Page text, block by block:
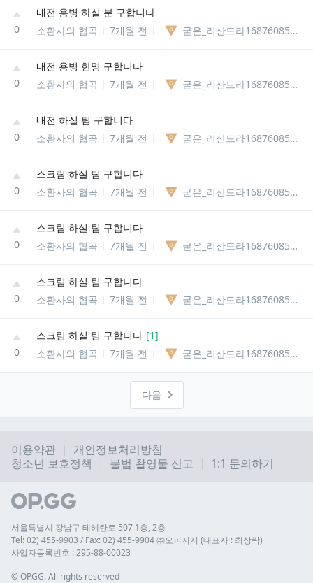
0
내전 용병 하실 분 구합니다
소환사의 협곡
7개월 전 굳은_리산드라1687608561081
0
내전 용병 한명 구합니다
소환사의 협곡
7개월 전 굳은_리산드라1687608561081
0
내전 하실 팀 구합니다
소환사의 협곡
7개월 전 굳은_리산드라1687608561081
0
스크림 하실 팀 구합니다
소환사의 협곡
7개월 전 굳은_리산드라1687608561081
0
스크림 하실 팀 구합니다
소환사의 협곡
7개월 전 굳은_리산드라1687608561081
0
스크림 하실 팀 구합니다
소환사의 협곡
7개월 전 굳은_리산드라1687608561081
0
스크림 하실 팀 구합니다 [1]
소환사의 협곡
7개월 전 굳은_리산드라1687608561081
다음
이용약관
개인정보처리방침
청소년 보호정책
불법 촬영물 신고 1:1 문의하기
서울특별시 강남구 테헤란로 507 1층, 2층
Tel: 02) 455-9903 / Fax: 02) 455-9904 ㈜오피지지 (대표자 : 최상락)
사업자등록번호 : 295-88-00023
© OP.GG. All rights reserved